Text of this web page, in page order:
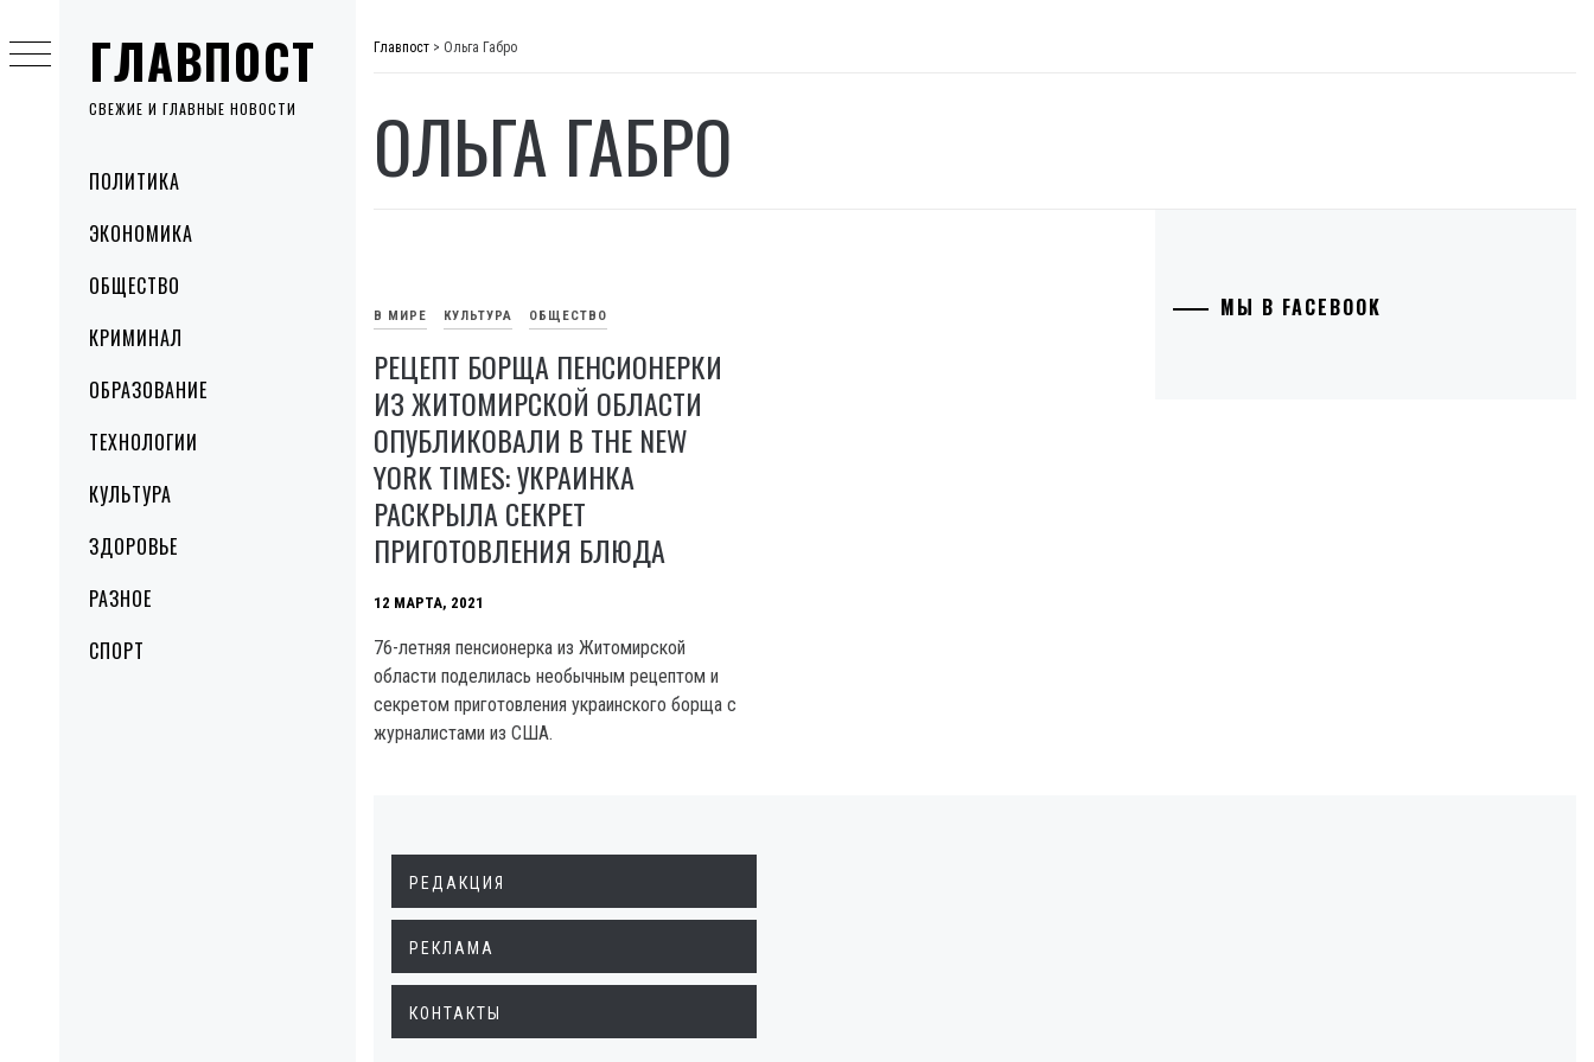
ГЛАВПОСТ
СВЕЖИЕ И ГЛАВНЫЕ НОВОСТИ
MenuПОЛИТИКА
ЭКОНОМИКА
ОБЩЕСТВО
КРИМИНАЛ
ОБРАЗОВАНИЕ
ТЕХНОЛОГИИ
КУЛЬТУРА
ЗДОРОВЬЕ
РАЗНОЕ
СПОРТ
to
content
Главпост > Ольга Габро
ОЛЬГА ГАБРО
В МИРЕ КУЛЬТУРА ОБЩЕСТВО
РЕЦЕПТ БОРЩА ПЕНСИОНЕРКИ
ИЗ ЖИТОМИРСКОЙ ОБЛАСТИ
ОПУБЛИКОВАЛИ В THE NEW
YORK TIMES: УКРАИНКА
РАСКРЫЛА СЕКРЕТ
ПРИГОТОВЛЕНИЯ БЛЮДА
12 МАРТА, 2021
76-летняя пенсионерка из Житомирской
области поделилась необычным рецептом и
секретом приготовления украинского борща с
журналистами из США.
МЫ В FACEBOOK
РЕДАКЦИЯ
РЕКЛАМА
КОНТАКТЫ